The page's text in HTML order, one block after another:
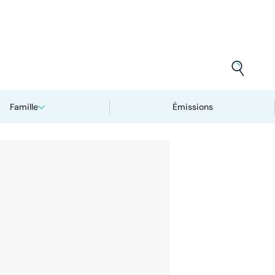
Famille Émissions